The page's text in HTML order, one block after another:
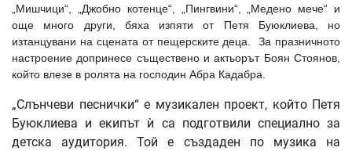
„Мишчици“, „Джобно котенце“, „Пингвини“, „Медено мече“ и
още много други, бяха изпяти от Петя Буюклиева, но
изтанцувани на сцената от пещерските деца.
За празничното
настроение допринесе съществено и актьорът Боян Стоянов,
който влезе в ролята на господин Абра Кадабра.
„Слънчеви песнички“ е музикален проект, който Петя
Буюклиева и екипът ѝ са подготвили специално за
детска аудитория. Той е създаден по музика на